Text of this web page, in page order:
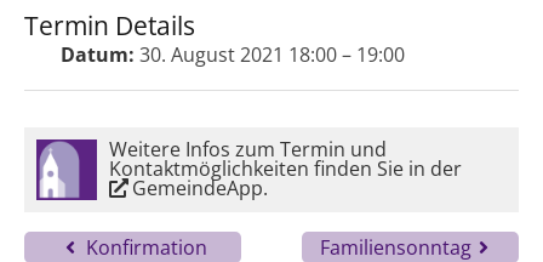
Termin Details
Datum: 30. August 2021 18:00– 19:00
Weitere Infos zum Termin und
Kontaktmöglichkeiten finden Sie in der
GemeindeApp.
Konfirmation Familiensonntag